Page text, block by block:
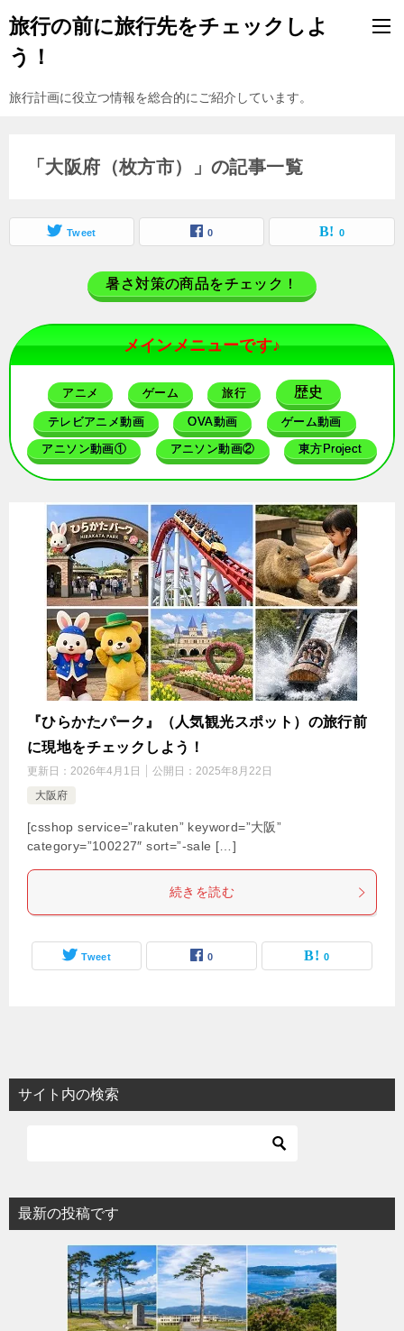
旅行の前に旅行先をチェックしよ
う！
旅行計画に役立つ情報を総合的にご紹介しています。
「大阪府（枚方市）」の記事一覧
Tweet 0 0
暑さ対策の商品をチェック！
メインメニューです♪
アニメ ゲーム 旅行 歴史
テレビアニメ動画 OVA動画 ゲーム動画
アニソン動画① アニソン動画② 東方Project
『ひらかたパーク』（人気観光スポット）の旅行前
に現地をチェックしよう！
更新日： 2026年4月1日 公開日： 2025年8月22日
大阪府
[csshop service=”rakuten” keyword=”大阪”
category=”100227″ sort=”-sale […]
続きを読む
Tweet 0 0
サイト内の検索
最新の投稿です